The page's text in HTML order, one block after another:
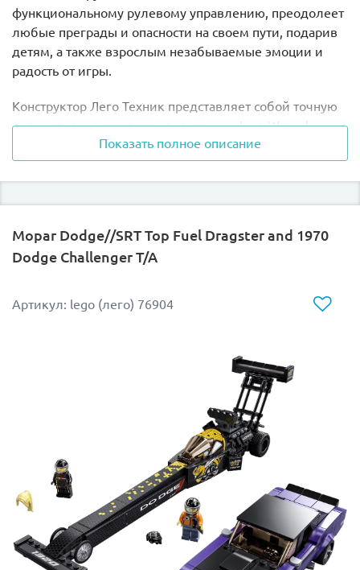
функциональному рулевому управлению, преодолеет
любые преграды и опасности на своем пути, подарив
детям, а также взрослым незабываемые эмоции и
радость от игры.
Конструктор Лего Техник представляет собой точную
копию легендарного внедорожника Jeep Wrangler,
собрав которую игрок почувствует себя настоящим
исследователем и профессиональным водителем-
экстремалом. Модель конструктора Jeep Wrangler
является многофункциональной: она оборудована
мощную шарнирно-сочлененную подвеску с
артикуляцией мостов.
Внедорожник исполнен максимально реалистично, в
ярко-желтых тонах, с такими эффектными
запасное колесо и фирменными логотипами. Такая
машина не оставит равнодушным ни мальчиков, ни
девочек, а в особенности заинтересует взрослых.
Модель автомобиля обладает достаточно большими
габаритами, ее высота составляет около 12 см, а
длина 24 см. Открывающийся капот и двери позволят
детально рассмотреть устройство и все механизмы
внедорожника изнутри, что позволит поближе
познакомить ребенка с инженерией и механикой.
Конструктор Lego Technic 42122 Jeep Wrangler состоит
Показать полное описание
Mopar Dodge//SRT Top Fuel Dragster and 1970
Dodge Challenger T/A
Артикул: lego (лего) 76904